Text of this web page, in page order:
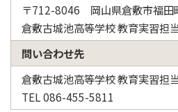
〒712-8046 岡山県倉敷市福田
倉敷古城池高等学校 教育実習担
問い合わせ先
倉敷古城池高等学校 教育実習担
TEL 086-455-5811